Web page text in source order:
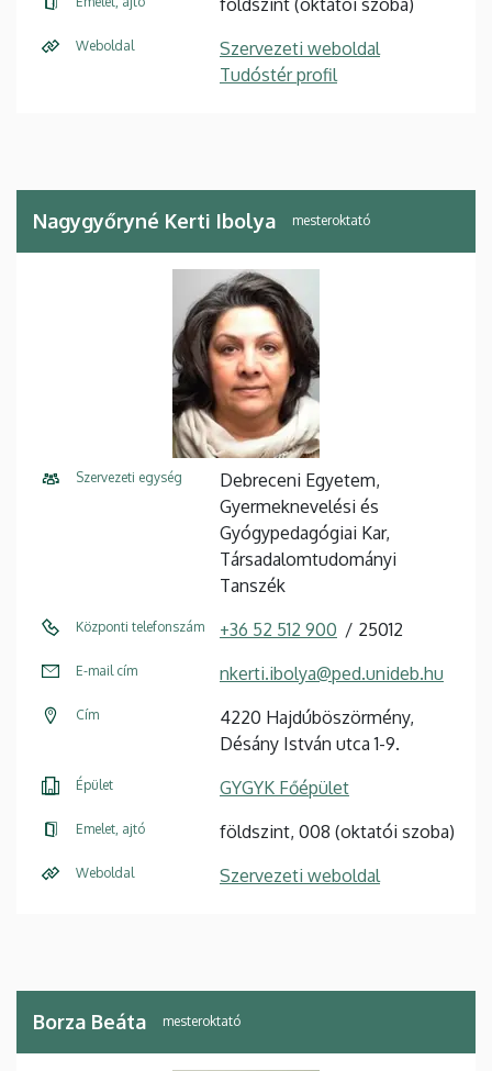
Weboldal
Szervezeti weboldal
Tudóstér profil
Nagygyőryné Kerti Ibolya mesteroktató
Szervezeti egység
Debreceni Egyetem,
Gyermeknevelési és
Gyógypedagógiai Kar,
Társadalomtudományi
Tanszék
Központi telefonszám +36 52 512 900 25012
E-mail cím nkerti.ibolya@ped.unideb.hu
Cím
4220 Hajdúböszörmény,
Désány István utca 1-9.
Épület GYGYK Főépület
Emelet, ajtó földszint, 008 (oktatói szoba)
Weboldal Szervezeti weboldal
Borza Beáta mesteroktató